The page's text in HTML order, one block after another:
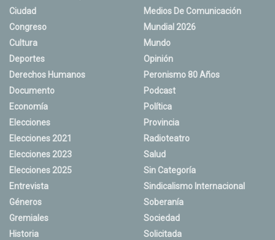
Ciudad
Congreso
Cultura
Deportes
Derechos Humanos
Documento
Economía
Elecciones
Elecciones 2021
Elecciones 2023
Elecciones 2025
Entrevista
Géneros
Gremiales
Historia
Medios De Comunicación
Mundial 2026
Mundo
Opinión
Peronismo 80 Años
Podcast
Política
Provincia
Radioteatro
Salud
Sin Categoría
Sindicalismo Internacional
Soberanía
Sociedad
Solicitada